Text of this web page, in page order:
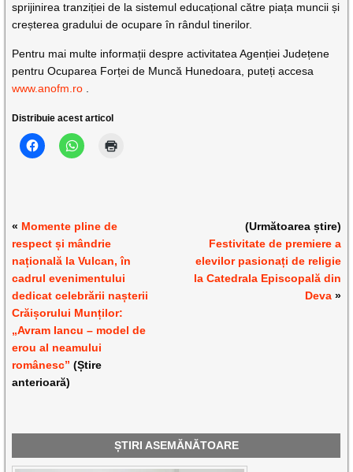
sprijinirea tranziției de la sistemul educațional către piața muncii și
creșterea gradului de ocupare în rândul tinerilor.
Pentru mai multe informații despre activitatea Agenției Județene
pentru Ocuparea Forței de Muncă Hunedoara, puteți accesa
www.anofm.ro
Distribuie acest articol
« Momente pline de
respect și mândrie
națională la Vulcan, în
cadrul evenimentului
dedicat celebrării nașterii
Crăișorului Munților:
„Avram Iancu – model de
erou al neamului
românesc” (Știre
anterioară)
(Următoarea știre)
Festivitate de premiere a
elevilor pasionați de religie
la Catedrala Episcopală din
Deva»
ȘTIRI ASEMĂNĂTOARE